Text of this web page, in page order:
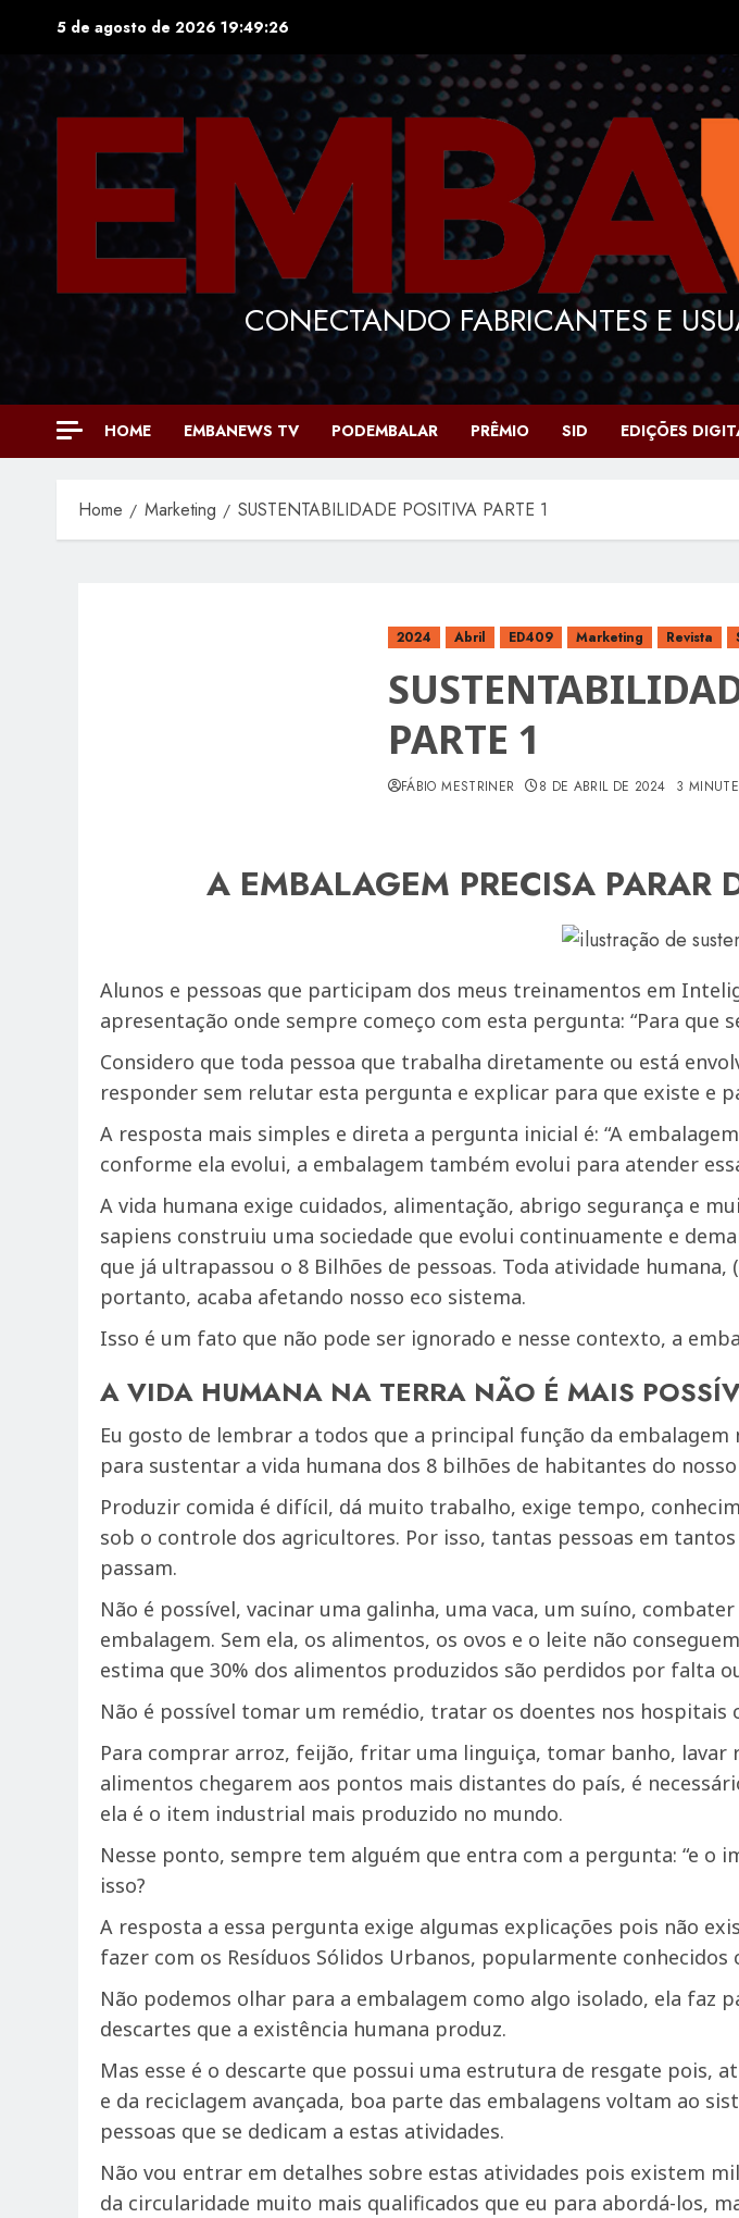
content
5 de agosto de 2026 19:49:27
CONECTANDO FABRICANTES E
HOME EMBANEWS TV PODEMBALAR PRÊMIO SID EDIÇÕES
Home Marketing SUSTENTABILIDADE POSITIVA PARTE 1
2024 Abril ED409 Marketing Revista
PARTE 1
FÁBIO MESTRINER 8 DE ABRIL DE 2024 3
A EMBALAGEM PRECISA PARAR
Alunos e pessoas que participam dos meus treinamentos em
apresentação onde sempre começo com esta pergunta: “Para que
Considero que toda pessoa que trabalha diretamente ou está
responder sem relutar esta pergunta e explicar para que existe e
A resposta mais simples e direta a pergunta inicial é: “A
conforme ela evolui, a embalagem também evolui para atender
A vida humana exige cuidados, alimentação, abrigo segurança e
sapiens construiu uma sociedade que evolui continuamente e
que já ultrapassou o 8 Bilhões de pessoas. Toda atividade
portanto, acaba afetando nosso eco sistema.
Isso é um fato que não pode ser ignorado e nesse contexto, a
A VIDA HUMANA NA TERRA NÃO É MAIS
Eu gosto de lembrar a todos que a principal função da
para sustentar a vida humana dos 8 bilhões de habitantes do
Produzir comida é difícil, dá muito trabalho, exige tempo,
sob o controle dos agricultores. Por isso, tantas pessoas em
passam.
Não é possível, vacinar uma galinha, uma vaca, um suíno,
embalagem. Sem ela, os alimentos, os ovos e o leite não
estima que 30% dos alimentos produzidos são perdidos por falta
Não é possível tomar um remédio, tratar os doentes nos hospitais
Para comprar arroz, feijão, fritar uma linguiça, tomar banho, lavar
alimentos chegarem aos pontos mais distantes do país, é
ela é o item industrial mais produzido no mundo.
Nesse ponto, sempre tem alguém que entra com a pergunta: “e o
isso?
A resposta a essa pergunta exige algumas explicações pois não
fazer com os Resíduos Sólidos Urbanos, popularmente conhecidos
Não podemos olhar para a embalagem como algo isolado, ela
descartes que a existência humana produz.
Mas esse é o descarte que possui uma estrutura de resgate pois,
e da reciclagem avançada, boa parte das embalagens voltam ao
pessoas que se dedicam a estas atividades.
Não vou entrar em detalhes sobre estas atividades pois existem
da circularidade muito mais qualificados que eu para abordá-los,